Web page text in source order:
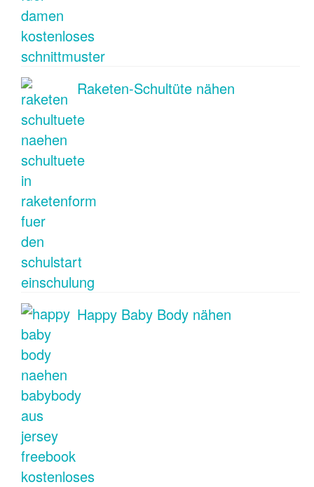
Raketen-Schultüte nähen
Happy Baby Body nähen